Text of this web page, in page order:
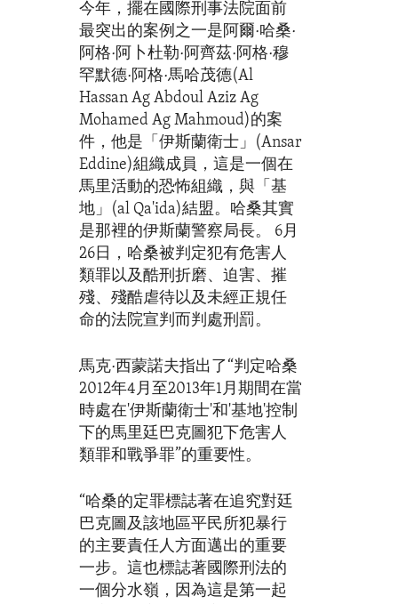
今年，擺在國際刑事法院面前
最突出的案例之一是阿爾·哈桑·
阿格·阿卜杜勒·阿齊茲·阿格·穆
罕默德·阿格·馬哈茂德(Al
Hassan Ag Abdoul Aziz Ag
Mohamed Ag Mahmoud)的案
件，他是「伊斯蘭衛士」(Ansar
Eddine)組織成員，這是一個在
馬里活動的恐怖組織，與「基
地」(al Qa'ida)結盟。哈桑其實
是那裡的伊斯蘭警察局長。 6月
26日，哈桑被判定犯有危害人
類罪以及酷刑折磨、迫害、摧
殘、殘酷虐待以及未經正規任
命的法院宣判而判處刑罰。
馬克·西蒙諾夫指出了“判定哈桑
2012年4月至2013年1月期間在當
時處在'伊斯蘭衛士'和'基地'控制
下的馬里廷巴克圖犯下危害人
類罪和戰爭罪”的重要性。
“哈桑的定罪標誌著在追究對廷
巴克圖及該地區平民所犯暴行
的主要責任人方面邁出的重要
一步。這也標誌著國際刑法的
一個分水嶺，因為這是第一起